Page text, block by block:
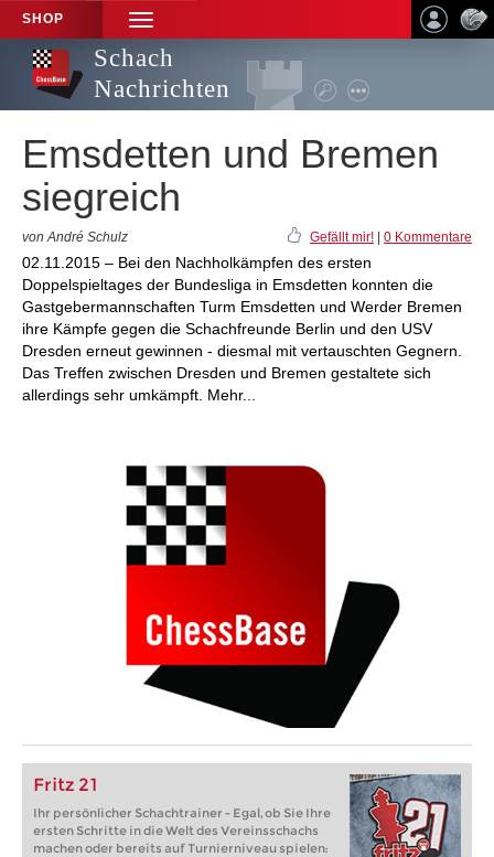
SHOP
TOGGLE
NAVIGATION
Schach
Nachrichten
Emsdetten und Bremen
siegreich
von André Schulz Gefällt mir! 0 Kommentare
02.11.2015 – Bei den Nachholkämpfen des ersten
Doppelspieltages der Bundesliga in Emsdetten konnten die
Gastgebermannschaften Turm Emsdetten und Werder Bremen
ihre Kämpfe gegen die Schachfreunde Berlin und den USV
Dresden erneut gewinnen - diesmal mit vertauschten Gegnern.
Das Treffen zwischen Dresden und Bremen gestaltete sich
allerdings sehr umkämpft. Mehr...
Fritz 21
Ihr persönlicher Schachtrainer - Egal, ob Sie Ihre
ersten Schritte in die Welt des Vereinsschachs
machen oder bereits auf Turnierniveau spielen: